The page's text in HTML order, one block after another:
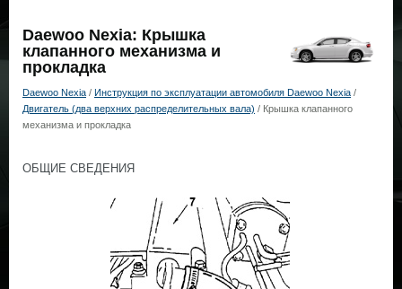
Daewoo Nexia: Крышка
клапанного механизма и
прокладка
Daewoo Nexia / Инструкция по эксплуатации автомобиля Daewoo Nexia /
Двигатель (два верхних распределительных вала) / Крышка клапанного
механизма и прокладка
ОБЩИЕ СВЕДЕНИЯ